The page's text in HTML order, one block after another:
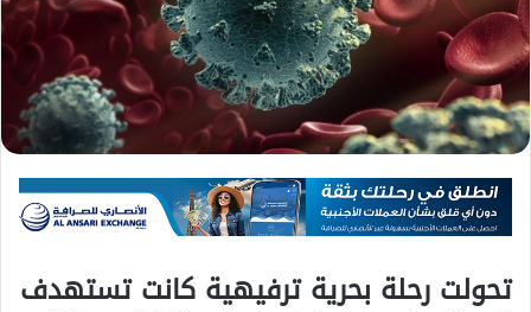
تحولت رحلة بحرية ترفيهية كانت تستهدف